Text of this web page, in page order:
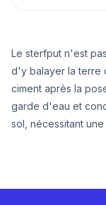
Le sterfput n'est
d'y balayer la terre
ciment après la
garde d'eau et
sol, nécessitant